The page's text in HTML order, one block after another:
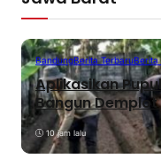
BandungBerita TerbaruBerita
Aplikasikan
Bangun
10 jam lalu